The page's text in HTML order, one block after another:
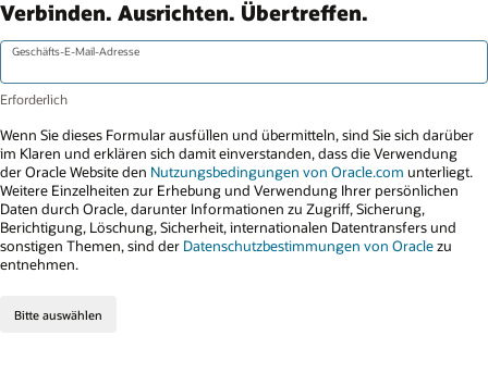
Verbinden. Ausrichten. Übertreffen.
Geschäfts-E-Mail-Adresse
Wenn Sie dieses Formular ausfüllen und übermitteln, sind Sie sich darüber
im Klaren und erklären sich damit einverstanden, dass die Verwendung
der Oracle Website den Nutzungsbedingungen von Oracle.com unterliegt.
Weitere Einzelheiten zur Erhebung und Verwendung Ihrer persönlichen
Daten durch Oracle, darunter Informationen zu Zugriff, Sicherung,
Berichtigung, Löschung, Sicherheit, internationalen Datentransfers und
sonstigen Themen, sind der Datenschutzbestimmungen von Oraclezu
entnehmen.
Bitte auswählen